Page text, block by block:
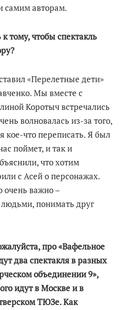
самим авторам.
тому, чтобы спектакль
«Перелетные дети»
Мы вместе с
Коротыч встречались
волновалась из-за того,
кое-что переписать. Я был
поймет, и так и
что хотим
с Асей о персонажах.
очень важно –
людьми, понимать друг
про «Вафельное
два спектакля в разных
объединении 9»,
идут в Москве и в
ТЮЗе. Как